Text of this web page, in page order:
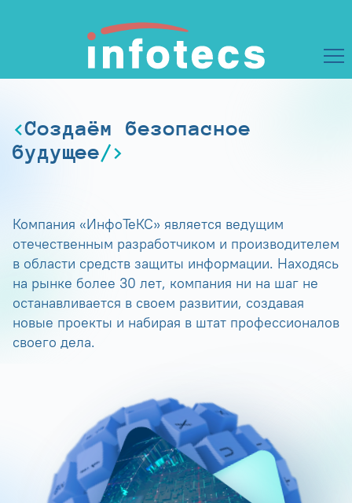
Создаём безопасное
будущее
Компания «ИнфоТеКС» является ведущим
отечественным разработчиком и производителем
в области средств защиты информации. Находясь
на рынке более 30 лет, компания ни на шаг не
останавливается в своем развитии, создавая
новые проекты и набирая в штат профессионалов
своего дела.